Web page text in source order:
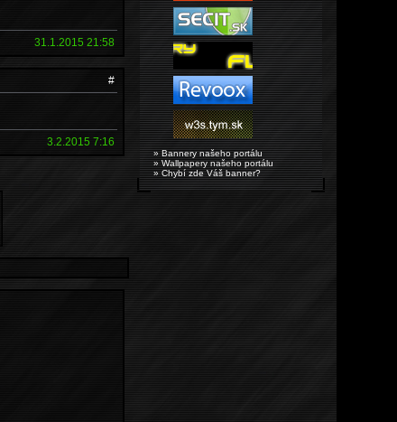
31.1.2015 21:58
#
3.2.2015 7:16
» Bannery našeho portálu
» Wallpapery našeho portálu
» Chybí zde Váš banner?